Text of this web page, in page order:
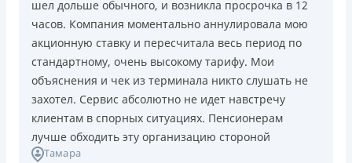
Погашение
В кассах и терминалах отделений
Оплата на расчетный счёт
Онлайн (через сайт или интернет-банкинг)
Через терминалы самообслуживания
Лицензия НБУ
Лицензия НБУ №10
Вся информация о кредите
Возраст
18 - 70 лет
Преимущества
Сниженная процентная ставка 0,01% в день для
новых клиентов на период от 3 до 30 дней (после
этого стандартная ставка 1%)
Запрашиваются только данные паспорта, ИНН, номер
банковской карты и телефона
шел дольше обычного, и возникла просрочка в 12
часов. Компания моментально аннулировала мою
акционную ставку и пересчитала весь период по
стандартному, очень высокому тарифу. Мои
объяснения и чек из терминала никто слушать не
захотел. Сервис абсолютно не идет навстречу
клиентам в спорных ситуациях. Пенсионерам
лучше обходить эту организацию стороной
Тамара